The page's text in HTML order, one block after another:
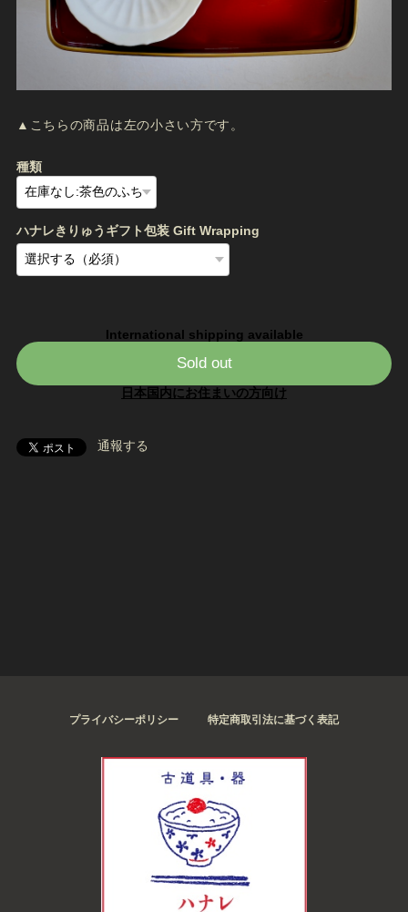
▲こちらの商品は左の小さい方です。
種類
ハナレきりゅうギフト包装 Gift Wrapping
International shipping available
Sold out
日本国内にお住まいの方向け
通報する
プライバシーポリシー 特定商取引法に基づく表記